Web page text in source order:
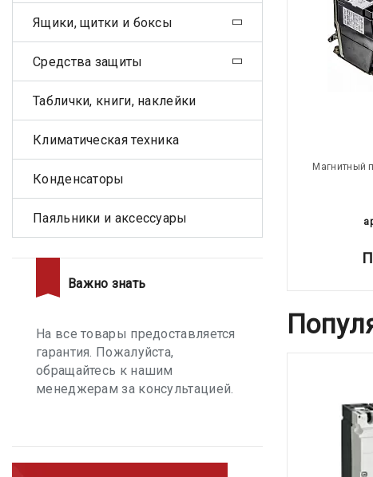
Магнитный
Ящики, щитки и боксы
Средства защиты
Таблички, книги, наклейки
Климатическая техника
Конденсаторы
Паяльники и аксессуары
Важно знать
На все товары предоставляется
гарантия. Пожалуйста,
обращайтесь к нашим
менеджерам за консультацией.